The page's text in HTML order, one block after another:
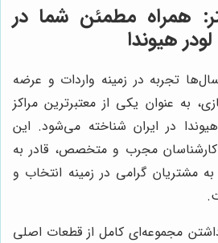
: همراه مطمئن شما در
هیوندا
تجربه در زمینه واردات و عرضه
به عنوان یکی از معتبرترین مراکز
در ایران شناخته می‌شود. این
کارشناسان مجرب و متخصص، قادر به
مشتریان گرامی در زمینه انتخاب و
داشتن مجموعه‌ای کامل از قطعات اصلی